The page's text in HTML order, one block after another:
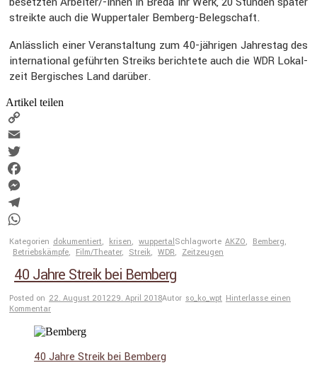
streikte auch die Wupper­taler Bemberg-Beleg­schaft.
Anläss­lich einer Veran­stal­tung zum 40-jährigen Jahrestag des
inter­na­tional geführten Streiks berich­tete auch die WDRLokal­
zeit Bergi­sches Land darüber.
Artikel teilen
Copy
Link
Email
Twitter
Facebook
Messenger
Telegram
WhatsApp
Kategorien dokumentiert, krisen, wuppertalSchlagworte AKZO, Bemberg,
Betriebskämpfe, Film/Theater, Streik, WDR, Zeitzeugen
40 Jahre Streik bei Bemberg
Posted on 22. August 201229. April 2018Autor so_ko_wpt Hinterlasse einen
Kommentar
40 Jahre Streik bei Bemberg